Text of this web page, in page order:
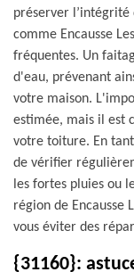
préserver
comme Encausse
fréquentes. Un
d'eau, prévenant
votre maison.
estimée, mais il est
votre toiture. En
de vérifier
les fortes pluies ou
région de Encausse
vous éviter des
{31160}: